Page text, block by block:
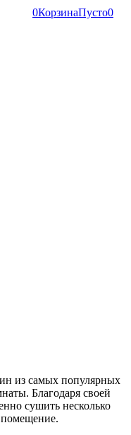
0КорзинаПусто0
из самых популярных
Благодаря своей
сушить несколько
помещение.